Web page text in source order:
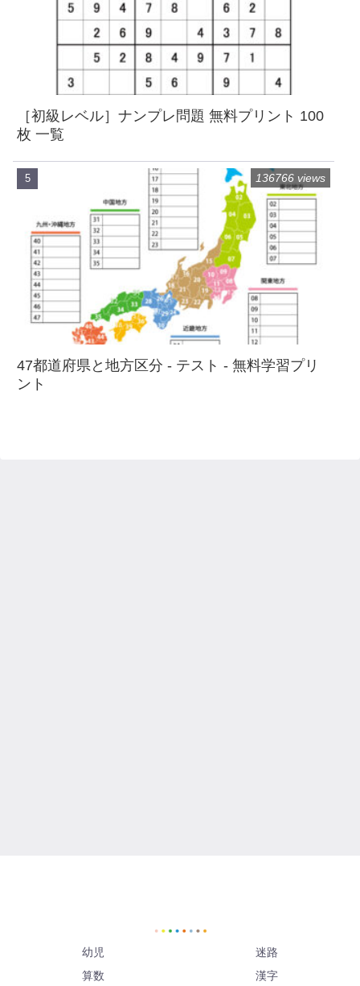
［初級レベル］ナンプレ問題 無料プリント 100
枚 一覧
47都道府県と地方区分 - テスト - 無料学習プリ
ント
136766 views
幼児
迷路
算数
漢字